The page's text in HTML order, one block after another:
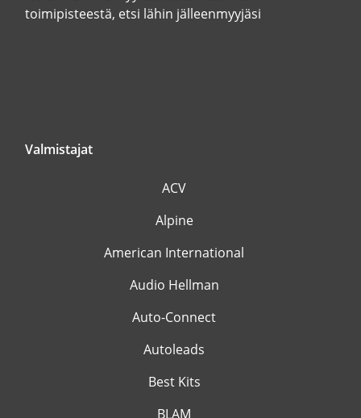
toimipisteestä, etsi lähin jälleenmyyjäsi
Valmistajat
ACV
Alpine
American International
Audio Hellman
Auto-Connect
Autoleads
Best Kits
BLAM